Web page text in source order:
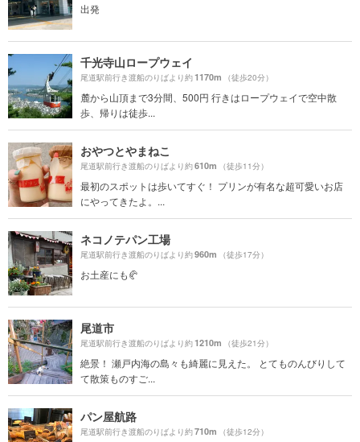
出発
千光寺山ロープウェイ
尾道駅前行き渡船のりばより約1170m （徒歩20分）
麓から山頂まで3分間、500円 行きはロープウェイで空中散
歩、帰りは徒歩...
おやつとやまねこ
尾道駅前行き渡船のりばより約610m （徒歩11分）
最初のスポットは歩いてすぐ！ プリンが有名な超可愛いお店
にやってきたよ。...
ネコノテパン工場
尾道駅前行き渡船のりばより約960m （徒歩17分）
お土産にも🥐
尾道市
尾道駅前行き渡船のりばより約1210m （徒歩21分）
絶景！ 瀬戸内海の島々も綺麗に見えた。 とてものんびりして
て散策ものすご...
パン屋航路
尾道駅前行き渡船のりばより約710m （徒歩12分）